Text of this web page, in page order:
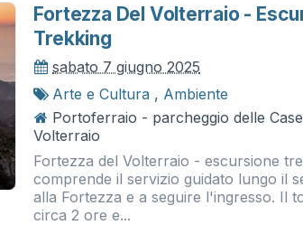
Fortezza Del Volterraio -
Trekking
sabato 7 giugno 2025
Arte e Cultura , Ambiente
Portoferraio - parcheggio delle
Volterraio
Fortezza del Volterraio - escursione
comprende il servizio guidato lungo il
alla Fortezza e a seguire l'ingresso. Il
circa 2 ore e...